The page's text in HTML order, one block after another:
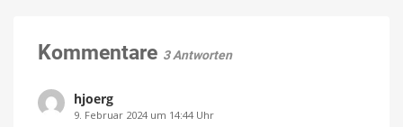
für
sind
trifft
Immersiver
Sound
Kommentare 3 Antworten
hjoerg
9. Februar 2024 um 14:44 Uhr